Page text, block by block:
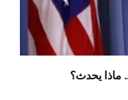
يحدث؟